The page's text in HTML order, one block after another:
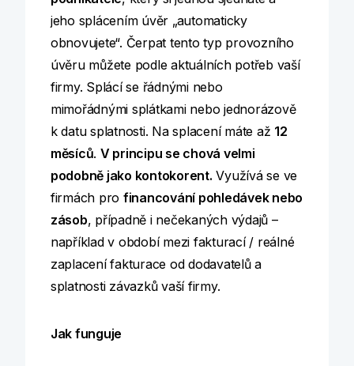
jeho splácením úvěr „automaticky
obnovujete“. Čerpat tento typ provozního
úvěru můžete podle aktuálních potřeb vaší
firmy. Splácí se řádnými nebo
mimořádnými splátkami nebo jednorázově
k datu splatnosti. Na splacení máte až 12
měsíců. V principu se chová velmi
podobně jako kontokorent. Využívá se ve
firmách pro financování pohledávek nebo
zásob, případně i nečekaných výdajů –
například v období mezi fakturací / reálné
zaplacení fakturace od dodavatelů a
splatnosti závazků vaší firmy.
Jak funguje